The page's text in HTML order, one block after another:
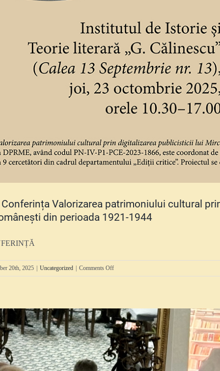
Valorizarea patrimoniului cultural
din perioada 1921-1944
20th, 2025 Uncategorized Comments Offon
Joi,
–
Conferința
Valorizarea
patrimoniului
cultural
prin